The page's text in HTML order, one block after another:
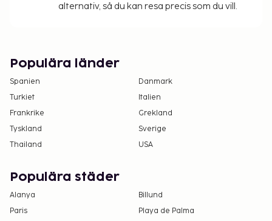
alternativ, så du kan resa precis som du vill.
Populära länder
Spanien
Danmark
Turkiet
Italien
Frankrike
Grekland
Tyskland
Sverige
Thailand
USA
Populära städer
Alanya
Billund
Paris
Playa de Palma